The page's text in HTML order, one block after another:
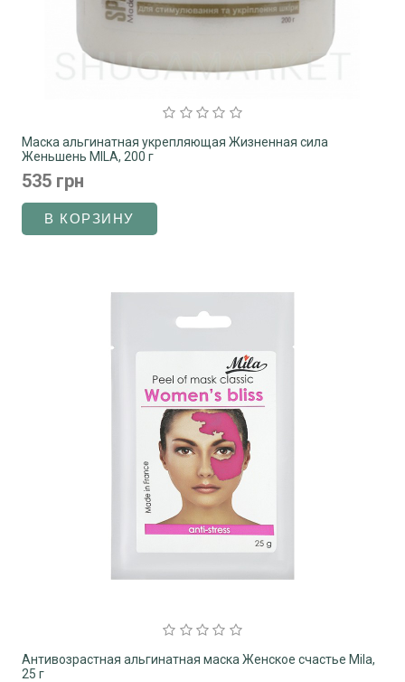
Маска альгинатная укрепляющая Жизненная сила
Женьшень MILA, 200 г
535 грн
Антивозрастная альгинатная маска Женское счастье Mila,
25 г